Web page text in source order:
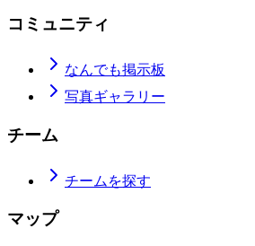
コミュニティ
なんでも掲示板
写真ギャラリー
チーム
チームを探す
マップ